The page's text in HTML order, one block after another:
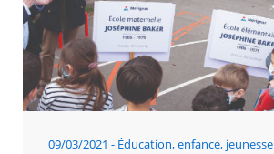
09/03/2021 Éducation, enfance, jeunesse